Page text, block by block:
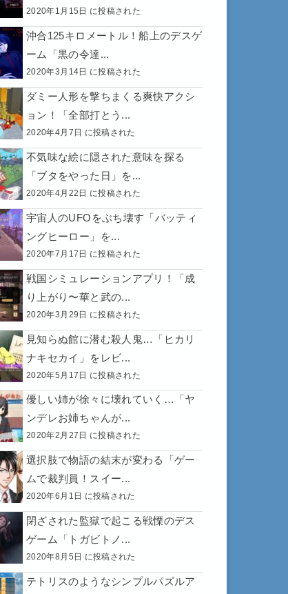
2020年1月15日 に投稿された
沖合125キロメートル！船上のデスゲ
ーム「黒の令達...
2020年3月14日 に投稿された
ダミー人形を撃ちまくる爽快アクシ
ョン！「全部打とう...
2020年4月7日 に投稿された
不気味な絵に隠された意味を探る
「ブタをやった日」を...
2020年4月22日 に投稿された
宇宙人のUFOをぶち壊す「バッティ
ングヒーロー」を...
2020年7月17日 に投稿された
戦国シミュレーションアプリ！「成
り上がり〜華と武の...
2020年3月29日 に投稿された
見知らぬ館に潜む殺人鬼…「ヒカリ
ナキセカイ」をレビ...
2020年5月17日 に投稿された
優しい姉が徐々に壊れていく…「ヤ
ンデレお姉ちゃんが...
2020年2月27日 に投稿された
選択肢で物語の結末が変わる「ゲー
ムで裁判員！スイー...
2020年6月1日 に投稿された
閉ざされた監獄で起こる戦慄のデス
ゲーム「トガビトノ...
2020年8月5日 に投稿された
テトリスのようなシンプルパズルア